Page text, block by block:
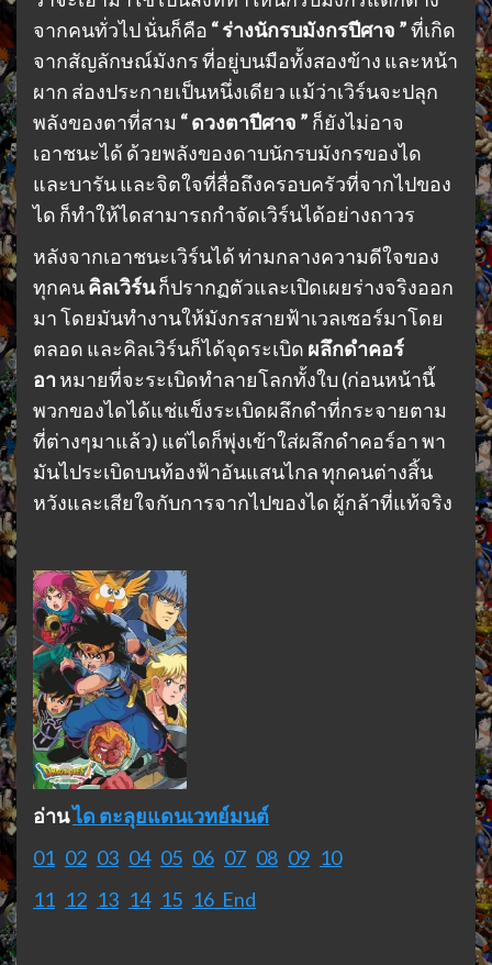
จากคนทั่วไป นั่นก็คือ “ ร่างนักรบมังกรปีศาจ ”ที่เกิด
จากสัญลักษณ์มังกร ที่อยู่บนมือทั้งสองข้าง และหน้า
ผาก ส่องประกายเป็นหนึ่งเดียว แม้ว่าเวิร์นจะปลุก
พลังของตาที่สาม “ ดวงตาปีศาจ ” ก็ยังไม่อาจ
เอาชนะได้ ด้วยพลังของดาบนักรบมังกรของได
และบารัน และจิตใจที่สื่อถึงครอบครัวที่จากไปของ
ได ก็ทำให้ไดสามารถกำจัดเวิร์นได้อย่างถาวร
หลังจากเอาชนะเวิร์นได้ ท่ามกลางความดีใจของ
ทุกคนคิลเวิร์นก็ปรากฏตัวและเปิดเผยร่างจริงออก
มา โดยมันทำงานให้มังกรสายฟ้าเวลเซอร์มาโดย
ตลอด และคิลเวิร์นก็ได้จุดระเบิด ผลึกดำคอร์
อาหมายที่จะระเบิดทำลายโลกทั้งใบ (ก่อนหน้านี้
พวกของไดได้แช่แข็งระเบิดผลึกดำที่กระจายตาม
ที่ต่างๆมาแล้ว) แต่ไดก็พุ่งเข้าใส่ผลึกดำคอร์อา พา
มันไประเบิดบนท้องฟ้าอันแสนไกล ทุกคนต่างสิ้น
หวังและเสียใจกับการจากไปของได ผู้กล้าที่แท้จริง
อ่านได ตะลุยแดนเวทย์มนต์
01 02 03 04 05 06 07 08 09 10
11 12 13 14 15 16_End